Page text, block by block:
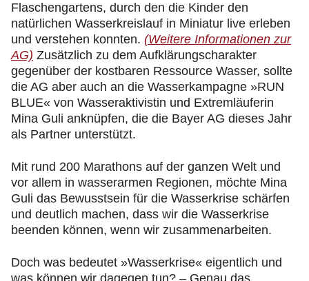
Flaschengartens, durch den die Kinder den
natürlichen Wasserkreislauf in Miniatur live erleben
und verstehen konnten. (Weitere Informationen zur
AG) Zusätzlich zu dem Aufklärungscharakter
gegenüber der kostbaren Ressource Wasser, sollte
die AG aber auch an die Wasserkampagne »RUN
BLUE« von Wasseraktivistin und Extremläuferin
Mina Guli anknüpfen, die die Bayer AG dieses Jahr
als Partner unterstützt.
Mit rund 200 Marathons auf der ganzen Welt und
vor allem in wasserarmen Regionen, möchte Mina
Guli das Bewusstsein für die Wasserkrise schärfen
und deutlich machen, dass wir die Wasserkrise
beenden können, wenn wir zusammenarbeiten.
Doch was bedeutet »Wasserkrise« eigentlich und
was können wir dagegen tun? – Genau das,